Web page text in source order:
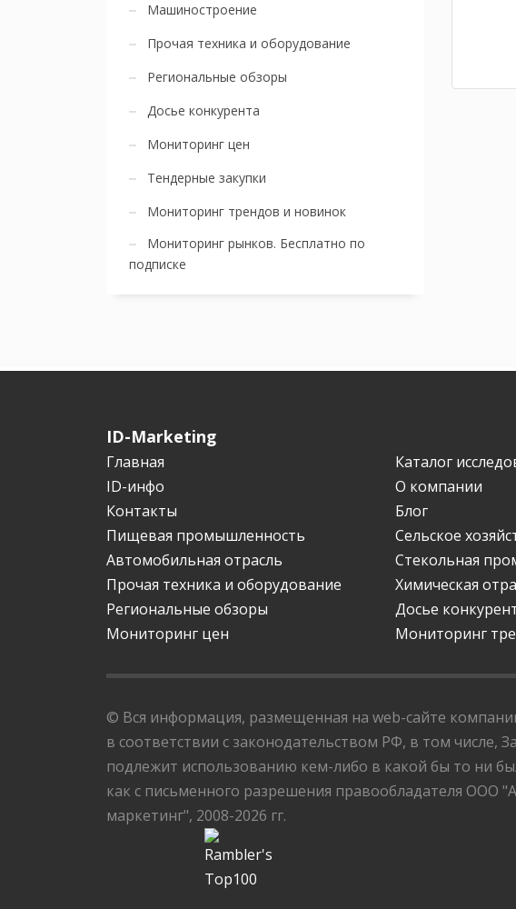
Машиностроение
Прочая техника и оборудование
Региональные обзоры
Досье конкурента
Мониторинг цен
Тендерные закупки
Мониторинг трендов и новинок
Мониторинг рынков. Бесплатно по
подписке
ID-Marketing
Главная
Каталог
ID-инфо
О компании
Контакты
Блог
Пищевая промышленность
Сельское
Автомобильная отрасль
Стекольная
Прочая техника и оборудование
Химическая
Региональные обзоры
Досье
Мониторинг цен
Мониторинг
© Вся информация, размещенная на web-сайте
в соответствии с законодательством РФ, в том
подлежит использованию кем-либо в какой бы то ни
как с письменного разрешения правообладателя ООО
маркетинг", 2008-2026 гг.